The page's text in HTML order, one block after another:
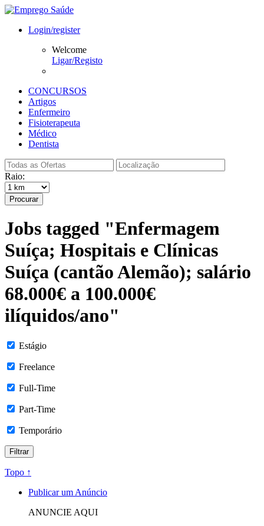
Login/register
Welcome
Ligar/Registo
CONCURSOS
Artigos
Enfermeiro
Fisioterapeuta
Médico
Dentista
Raio:
Procurar
Jobs tagged "Enfermagem
Suíça; Hospitais e Clínicas
Suíça (cantão Alemão); salário
68.000€ a 100.000€
ilíquidos/ano"
Estágio
Freelance
Full-Time
Part-Time
Temporário
Topo ↑
Publicar um Anúncio
ANUNCIE AQUI